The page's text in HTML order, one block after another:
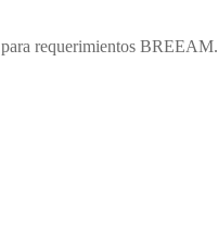
requerimientos BREEAM.